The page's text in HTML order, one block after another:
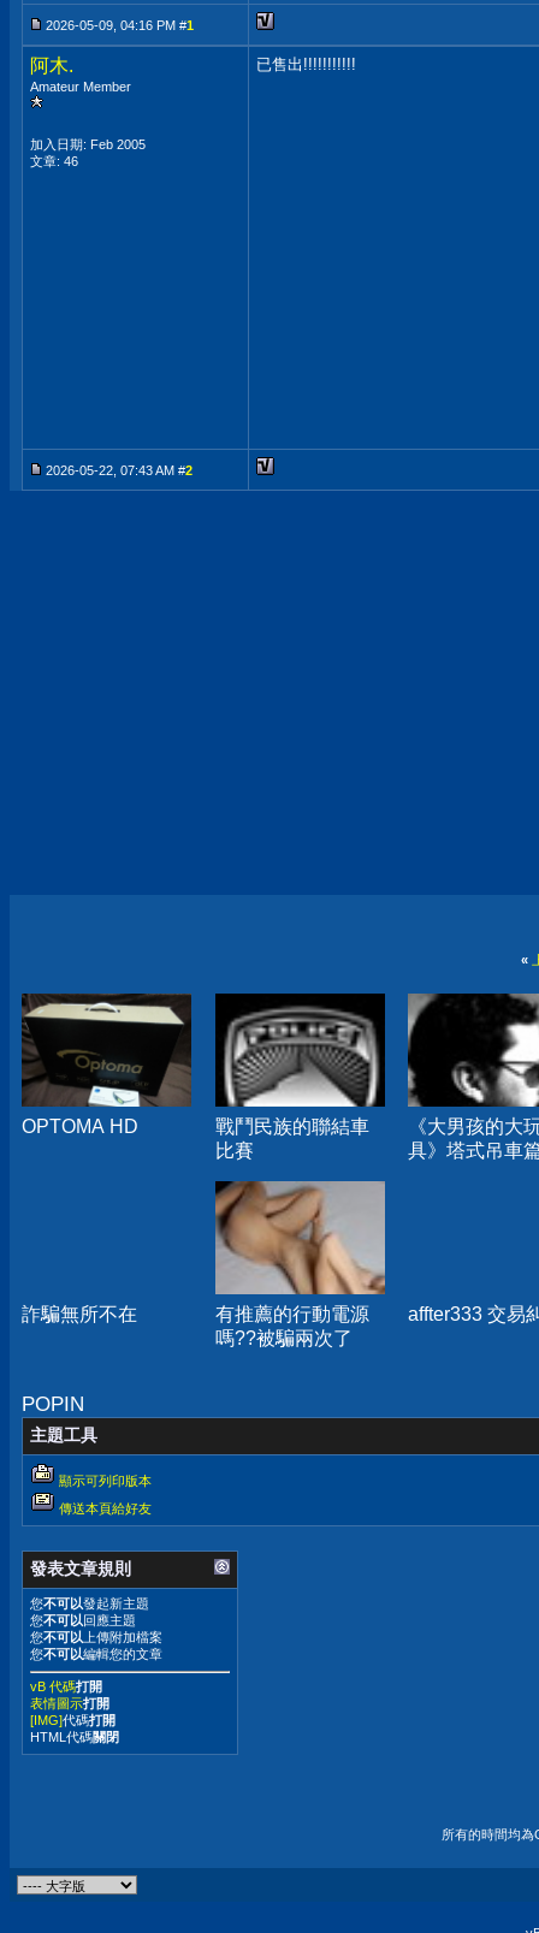
2026-05-09, 04:16 PM #1
阿木.
Amateur Member
加入日期: Feb 2005
文章: 46
已售出!!!!!!!!!!!
2026-05-22, 07:43 AM #2
«
OPTOMA HD
戰鬥民族的聯結車
比賽
《大男孩的大
具》塔式吊車
詐騙無所不在
有推薦的行動電源
嗎??被騙兩次了
affter333 交易
POPIN
主題工具
顯示可列印版本
傳送本頁給好友
發表文章規則
您不可以發起新主題
您不可以 回應主題
您不可以 上傳附加檔案
您不可以編輯您的文章
vB 代碼打開
表情圖示打開
[IMG]代碼打開
HTML代碼關閉
所有的時間均為